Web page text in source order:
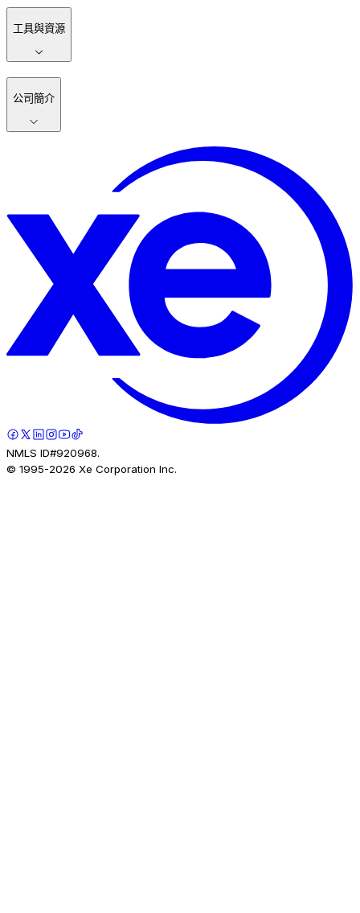
工具與資源
公司簡介
NMLS ID#920968.
© 1995-2026 Xe Corporation Inc.